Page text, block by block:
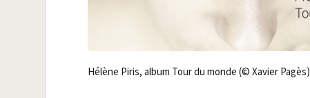
Hélène Piris, album Tour du monde (© Xavier Pagès)